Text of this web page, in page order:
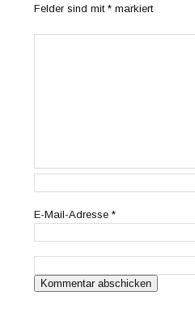
Felder sind mit* markiert
E-Mail-Adresse*